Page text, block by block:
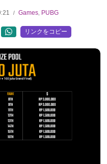
/ Games, PUBG
リンクをコピー